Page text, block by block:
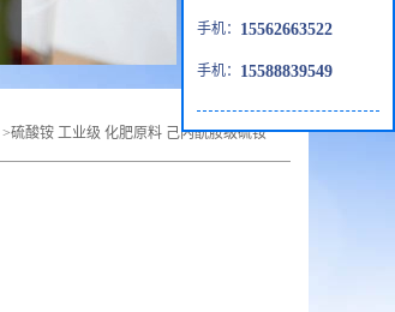
>硫酸铵 工业级 化肥原料 己内酰胺级硫铵
手机： 15562663522
手机： 15588839549